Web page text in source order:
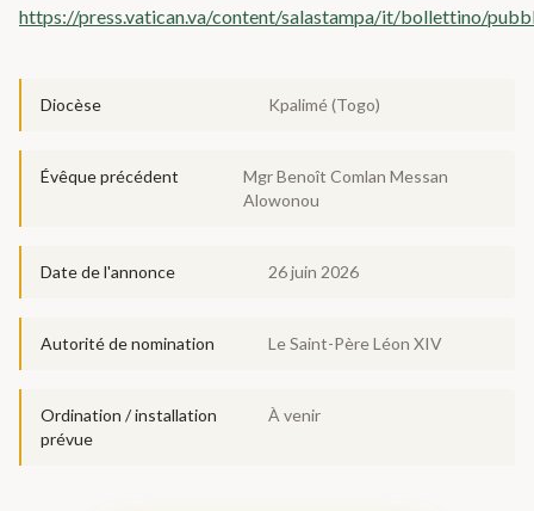
https://press.vatican.va/content/salastampa/it/bollettino/
Diocèse Kpalimé (Togo)
Évêque précédent
Mgr Benoît Comlan Messan
Alowonou
Date de l'annonce 26 juin 2026
Autorité de nomination Le Saint-Père Léon XIV
Ordination / installation
prévue
À venir